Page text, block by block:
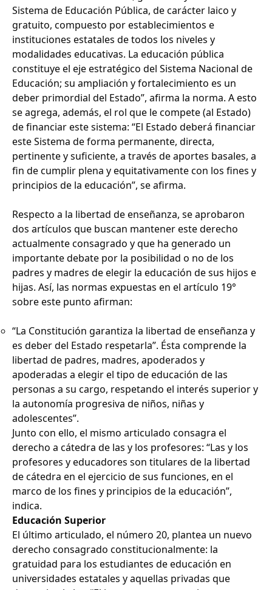
Sistema de Educación Pública, de carácter laico y
gratuito, compuesto por establecimientos e
instituciones estatales de todos los niveles y
modalidades educativas. La educación pública
constituye el eje estratégico del Sistema Nacional de
Educación; su ampliación y fortalecimiento es un
deber primordial del Estado”, afirma la norma. A esto
se agrega, además, el rol que le compete (al Estado)
de financiar este sistema: “El Estado deberá financiar
este Sistema de forma permanente, directa,
pertinente y suficiente, a través de aportes basales, a
fin de cumplir plena y equitativamente con los fines y
principios de la educación”, se afirma.
Respecto a la libertad de enseñanza, se aprobaron
dos artículos que buscan mantener este derecho
actualmente consagrado y que ha generado un
importante debate por la posibilidad o no de los
padres y madres de elegir la educación de sus hijos e
hijas. Así, las normas expuestas en el artículo 19°
sobre este punto afirman:
“La Constitución garantiza la libertad de enseñanza y
es deber del Estado respetarla”. Ésta comprende la
libertad de padres, madres, apoderados y
apoderadas a elegir el tipo de educación de las
personas a su cargo, respetando el interés superior y
la autonomía progresiva de niños, niñas y
adolescentes”.
Junto con ello, el mismo articulado consagra el
derecho a cátedra de las y los profesores: “Las y los
profesores y educadores son titulares de la libertad
de cátedra en el ejercicio de sus funciones, en el
marco de los fines y principios de la educación”,
indica.
Educación Superior
El último articulado, el número 20, plantea un nuevo
derecho consagrado constitucionalmente: la
gratuidad para los estudiantes de educación en
universidades estatales y aquellas privadas que